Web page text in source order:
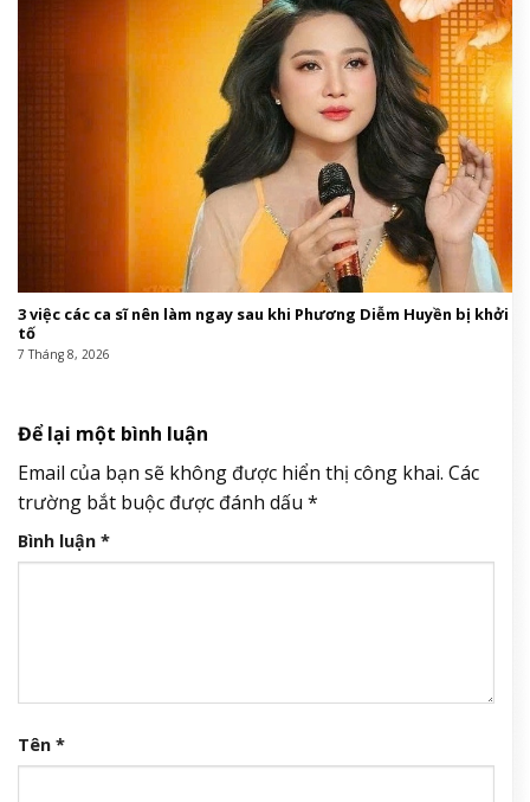
3 việc các ca sĩ nên làm ngay sau khi Phương Diễm Huyền bị khởi
tố
7 Tháng 8, 2026
Để lại một bình luận
Email của bạn sẽ không được hiển thị công khai. Các
trường bắt buộc được đánh dấu *
Bình luận *
Tên *